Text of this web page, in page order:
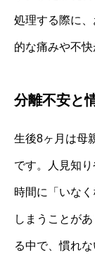
処理する際に
的な痛みや不
分離不安と
生後8ヶ月は母
です。人見知
時間に「いな
しまうことが
る中で、慣れ